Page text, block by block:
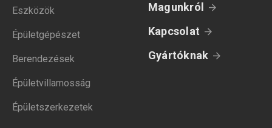
Eszközök
Épületgépészet
Berendezések
Épületvillamosság
Épületszerkezetek
Magunkról
Kapcsolat
Gyártóknak